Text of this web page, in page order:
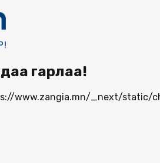
гарлаа!
www.zangia.mn/_next/static/